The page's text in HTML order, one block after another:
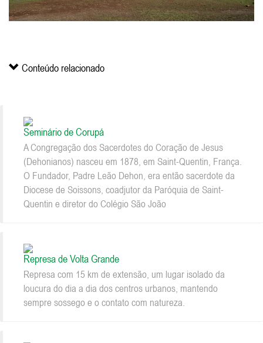
Conteúdo relacionado
Seminário de Corupá
A Congregação dos Sacerdotes do Coração de Jesus
(Dehonianos) nasceu em 1878, em Saint-Quentin, França.
O Fundador, Padre Leão Dehon, era então sacerdote da
Diocese de Soissons, coadjutor da Paróquia de Saint-
Quentin e diretor do Colégio São João
Represa de Volta Grande
Represa com 15 km de extensão, um lugar isolado da
loucura do dia a dia dos centros urbanos, mantendo
sempre sossego e o contato com natureza.